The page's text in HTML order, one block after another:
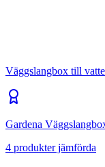
Väggslangbox till
Gardena
4 produkter jämförda